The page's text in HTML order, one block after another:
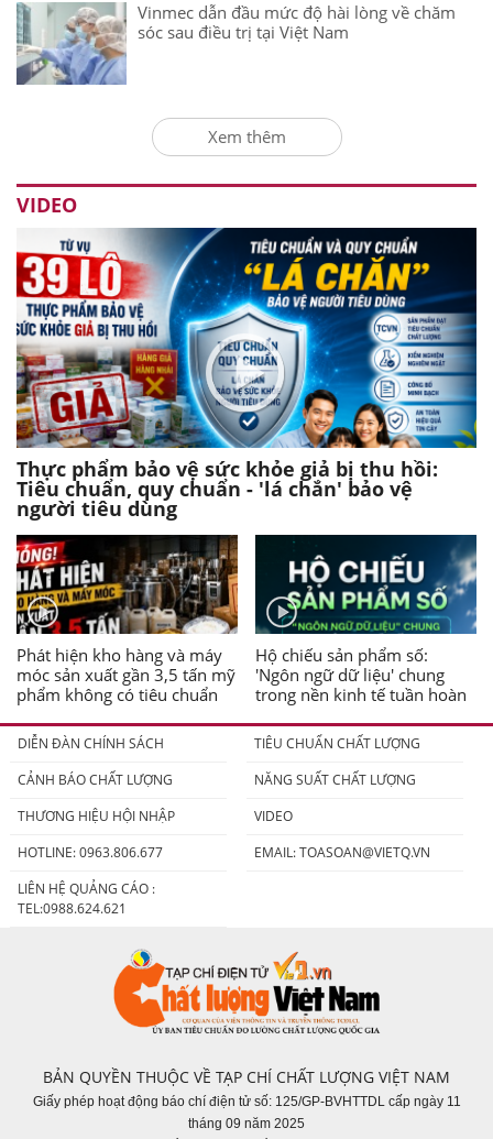
Vinmec dẫn đầu mức độ hài lòng về chăm
sóc sau điều trị tại Việt Nam
Xem thêm
VIDEO
Thực phẩm bảo vệ sức khỏe giả bị thu hồi:
Tiêu chuẩn, quy chuẩn - 'lá chắn' bảo vệ
người tiêu dùng
Phát hiện kho hàng và máy
móc sản xuất gần 3,5 tấn mỹ
phẩm không có tiêu chuẩn
Hộ chiếu sản phẩm số:
'Ngôn ngữ dữ liệu' chung
trong nền kinh tế tuần hoàn
DIỄN ĐÀN CHÍNH SÁCH
TIÊU CHUẨN CHẤT LƯỢNG
CẢNH BÁO CHẤT LƯỢNG
NĂNG SUẤT CHẤT LƯỢNG
THƯƠNG HIỆU HỘI NHẬP
VIDEO
HOTLINE: 0963.806.677
EMAIL:TOASOAN@VIETQ.VN
LIÊN HỆ QUẢNG CÁO :
TEL:0988.624.621
BẢN QUYỀN THUỘC VỀ TẠP CHÍ CHẤT LƯỢNG VIỆT NAM
Giấy phép hoạt động báo chí điện tử số: 125/GP-BVHTTDL cấp ngày 11
tháng 09 năm 2025